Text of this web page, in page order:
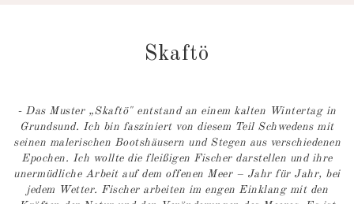
Skaftö
- Das Muster „Skaftö" entstand an einem kalten Wintertag in
Grundsund. Ich bin fasziniert von diesem Teil Schwedens mit
seinen malerischen Bootshäusern und Stegen aus verschiedenen
Epochen. Ich wollte die fleißigen Fischer darstellen und ihre
unermüdliche Arbeit auf dem offenen Meer – Jahr für Jahr, bei
jedem Wetter. Fischer arbeiten im engen Einklang mit den